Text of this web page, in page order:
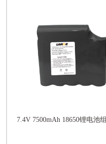
7.4V 7500mAh 18650锂电池组